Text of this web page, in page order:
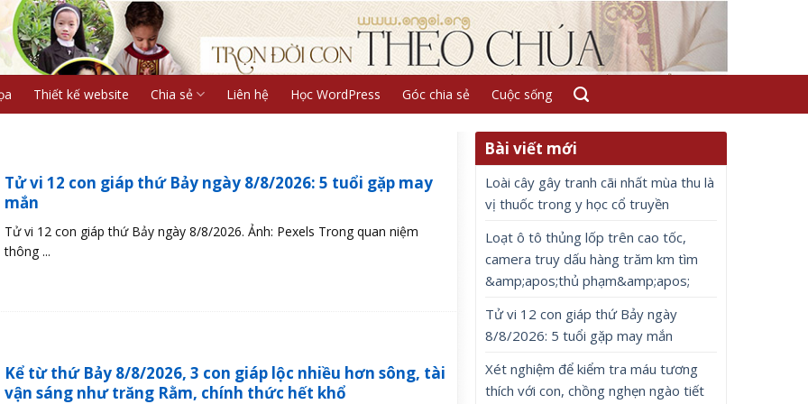
Thiết kế website Chia sẻ Liên hệ Học WordPress Góc chia sẻ Cuộc sống
Tử vi 12 con giáp thứ Bảy ngày 8/8/2026: 5 tuổi gặp may
mắn
Tử vi 12 con giáp thứ Bảy ngày 8/8/2026. Ảnh: Pexels Trong quan niệm
thông ...
Kể từ thứ Bảy 8/8/2026, 3 con giáp lộc nhiều hơn sông, tài
vận sáng như trăng Rằm, chính thức hết khổ
Bài viết mới
Loài cây gây tranh cãi nhất mùa thu là
vị thuốc trong y học cổ truyền
Loạt ô tô thủng lốp trên cao tốc,
camera truy dấu hàng trăm km tìm
&amp;apos;thủ phạm&amp;apos;
Tử vi 12 con giáp thứ Bảy ngày
8/8/2026: 5 tuổi gặp may mắn
Xét nghiệm để kiểm tra máu tương
thích với con, chồng nghẹn ngào tiết